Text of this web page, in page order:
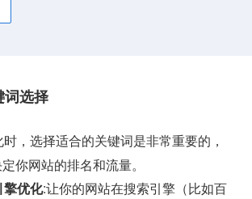
词选择
，选择适合的关键词是非常重要的，
你网站的排名和流量。
擎优化:让你的网站在搜索引擎（比如百